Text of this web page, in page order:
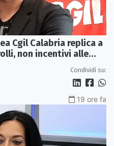
Cgil Calabria replica a
non incentivi alle
Condividi su:
19 ore fa